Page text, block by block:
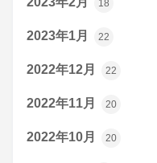
18
2023年1月 22
2022年12月 22
2022年11月 20
2022年10月 20